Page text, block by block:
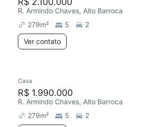
R. Armindo Chaves, Alto Barroca
279m² 5
2
Ver contato
Casa
R$ 1.990.000
R. Armindo Chaves, Alto Barroca
279m² 5
2